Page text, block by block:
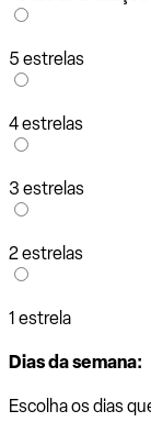
5 estrelas
4 estrelas
3 estrelas
2 estrelas
1 estrela
Dias da semana:
Escolha os dias